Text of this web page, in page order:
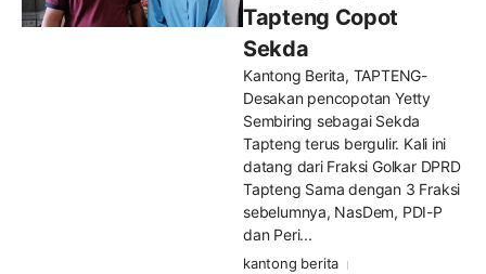
Tapteng Copot
Sekda
Kantong Berita, TAPTENG-
Desakan pencopotan Yetty
Sembiring sebagai Sekda
Tapteng terus bergulir. Kali ini
datang dari Fraksi Golkar DPRD
Tapteng Sama dengan 3 Fraksi
sebelumnya, NasDem, PDI-P
dan Peri...
kantong berita